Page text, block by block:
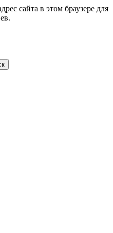
сайта в этом браузере для